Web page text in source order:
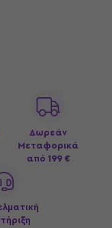
Δωρεάν
Μεταφορικά
από 199 €